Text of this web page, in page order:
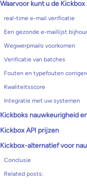
Waarvoor kunt u de Kickbox
real-time e-mail verificatie
Een gezonde e-maillijst
Wegwerpmails voorkomen
Verificatie van batches
Fouten en typefouten
Kwaliteitsscore
Integratie met uw systemen
Kickboks nauwkeurigheid
Kickbox API prijzen
Kickbox-alternatief voor
Conclusie
Related posts: